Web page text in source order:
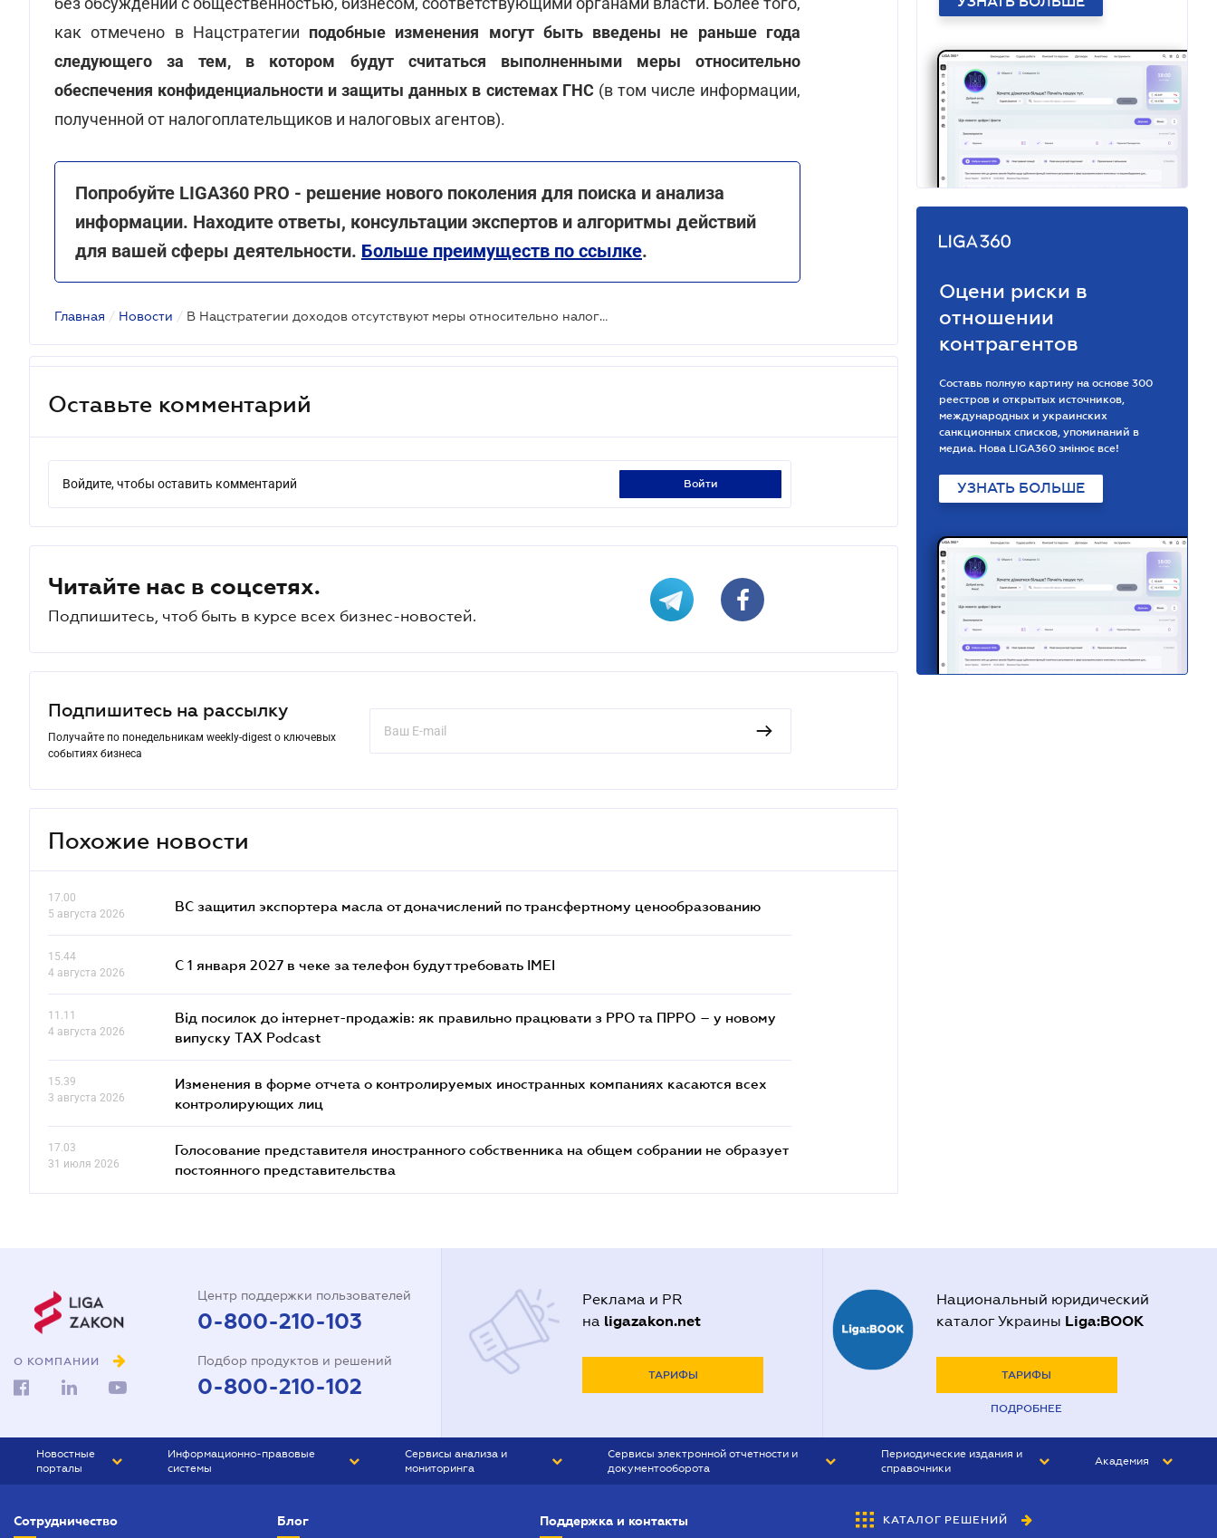
как отмечено в Нацстратегии подобные изменения могут быть введены не раньше года
следующего за тем, в котором будут считаться выполненными меры относительно
обеспечения конфиденциальности и защиты данных в системах ГНС(в том числе информации,
полученной от налогоплательщиков и налоговых агентов).
Попробуйте LIGA360 PRO - решение нового поколения для поиска и анализа
информации. Находите ответы, консультации экспертов и алгоритмы действий
для вашей сферы деятельности. Больше преимуществ по ссылке.
Главная / Новости / В Нацстратегии доходов отсутствуют меры относительно налогообложения поступлений на карточку физических лиц - Минфин
Оставьте комментарий
Войдите, чтобы оставить комментарий войти
Читайте нас в соцсетях.
Подпишитесь, чтоб быть в курсе всех бизнес-новостей.
Подпишитесь на рассылку
Получайте по понедельникам weekly-digest о ключевых
событиях бизнеса
Похожие новости
17.00
5 августа 2026
ВС защитил экспортера масла от доначислений по трансфертному ценообразованию
15.44
4 августа 2026
С 1 января 2027 в чеке за телефон будут требовать IMEI
11.11
4 августа 2026
Від посилок до інтернет-продажів: як правильно працювати з РРО та ПРРО – у новому
випуску TAX Podcast
15.39
3 августа 2026
Изменения в форме отчета о контролируемых иностранных компаниях касаются всех
контролирующих лиц
17.03
31 июля 2026
Голосование представителя иностранного собственника на общем собрании не образует
постоянного представительства
Оцени риски в
отношении
контрагентов
Составь полную картину на основе 300
реестров и открытых источников,
международных и украинских
санкционных списков, упоминаний в
медиа. Нова LIGA360 змінює все!
УЗНАТЬ БОЛЬШЕ
О КОМПАНИИ
Центр поддержки пользователей
0-800-210-103
Подбор продуктов и решений
0-800-210-102
Реклама и PR
на ligazakon.net
ТАРИФЫ
Национальный юридический
каталог Украины Liga:BOOK
ТАРИФЫ
ПОДРОБНЕЕ
Новостные
порталы
БИЗНЕС
Информационно-правовые
системы
Сервисы анализа и
мониторинга
Сервисы электронной отчетности и
документооборота
Периодические издания и
справочники
БУХГАЛТЕР&ЗАКОН
Академия
Сотрудничество Блог Поддержка и контакты КАТАЛОГ РЕШЕНИЙ